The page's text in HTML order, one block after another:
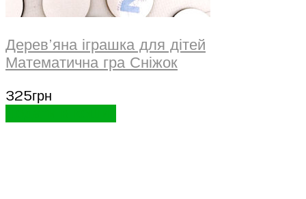
Дерев’яна іграшка для дітей
Математична гра Сніжок
325грн